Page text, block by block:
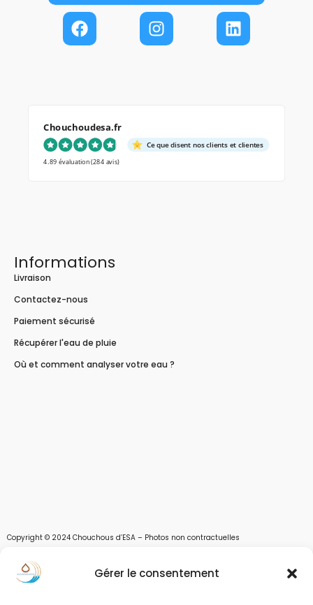
Gérer le consentement
Chouchoudesa.fr
Ce que disent nos clients et clientes
4.89 évaluation(284 avis)
Informations
Livraison
Contactez-nous
Paiement sécurisé
Récupérer l'eau de pluie
Où et comment analyser votre eau ?
Copyright © 2024 Chouchous d’ESA – Photos non contractuelles
Les chouchous d’Esa vous apportent toutes les solutions pour récupérer l’eau de
pluie, et des moyens pour stocker, filtrer, traiter et potabiliser l’eau d’un forage,